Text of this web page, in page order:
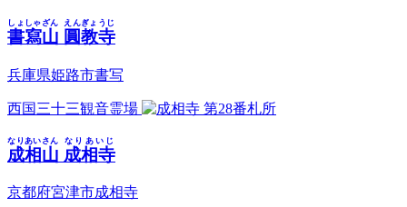
書寫山
しょしゃざん
圓教寺
えんぎょうじ
兵庫県姫路市書写
西国三十三観音霊場 第28番札所
成相山
なりあいさん
成相寺
なりあいじ
京都府宮津市成相寺